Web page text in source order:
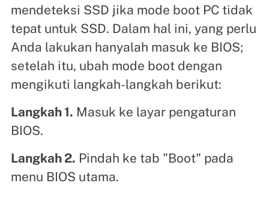
mendeteksi SSD jika mode boot PC tidak
tepat untuk SSD. Dalam hal ini, yang perlu
Anda lakukan hanyalah masuk ke BIOS;
setelah itu, ubah mode boot dengan
mengikuti langkah-langkah berikut:
Langkah 1. Masuk ke layar pengaturan
BIOS.
Langkah 2. Pindah ke tab "Boot" pada
menu BIOS utama.